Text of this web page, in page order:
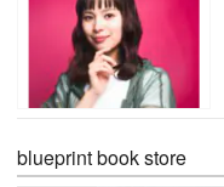
blueprint book store